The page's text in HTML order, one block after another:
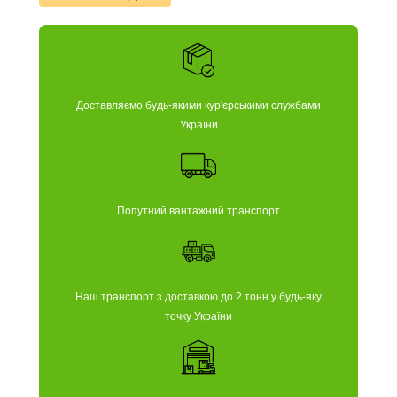
Доставляємо будь-якими кур'єрськими службами
України
Попутний вантажний транспорт
Наш транспорт з доставкою до 2 тонн у будь-яку
точку України